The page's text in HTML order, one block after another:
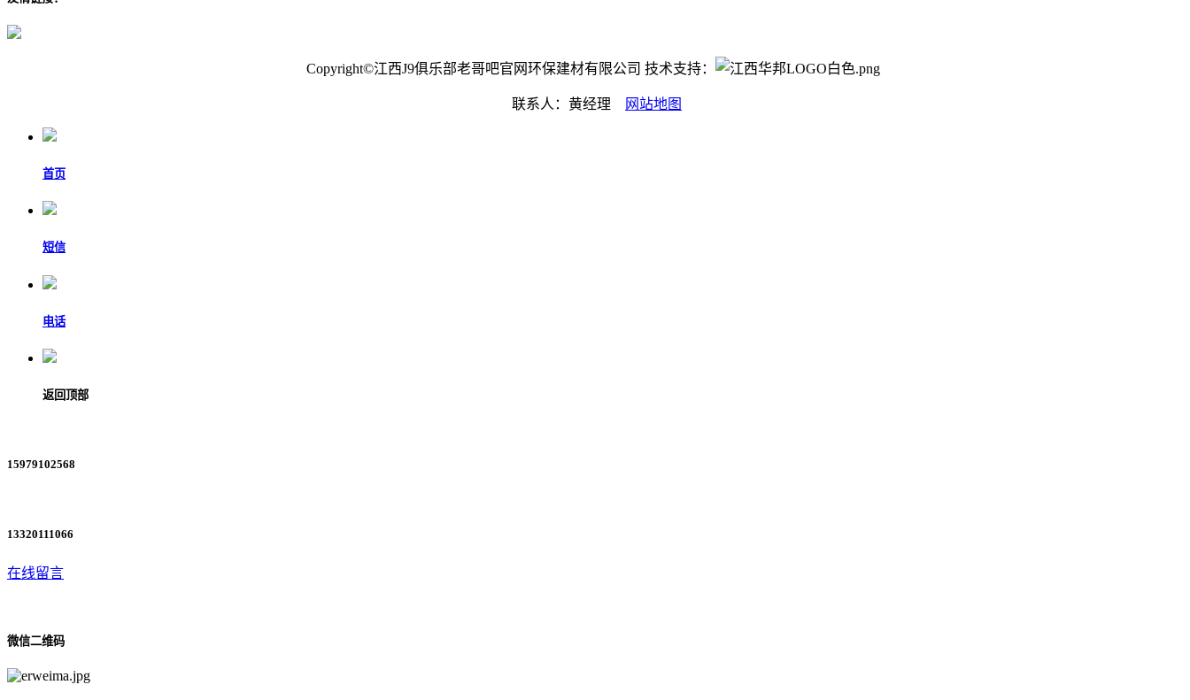
Copyright©江西J9俱乐部老哥吧官网环保建材有限公司 技术支持：
联系人：黄经理 网站地图
首页
短信
电话
返回顶部
15979102568
13320111066
在线留言
微信二维码